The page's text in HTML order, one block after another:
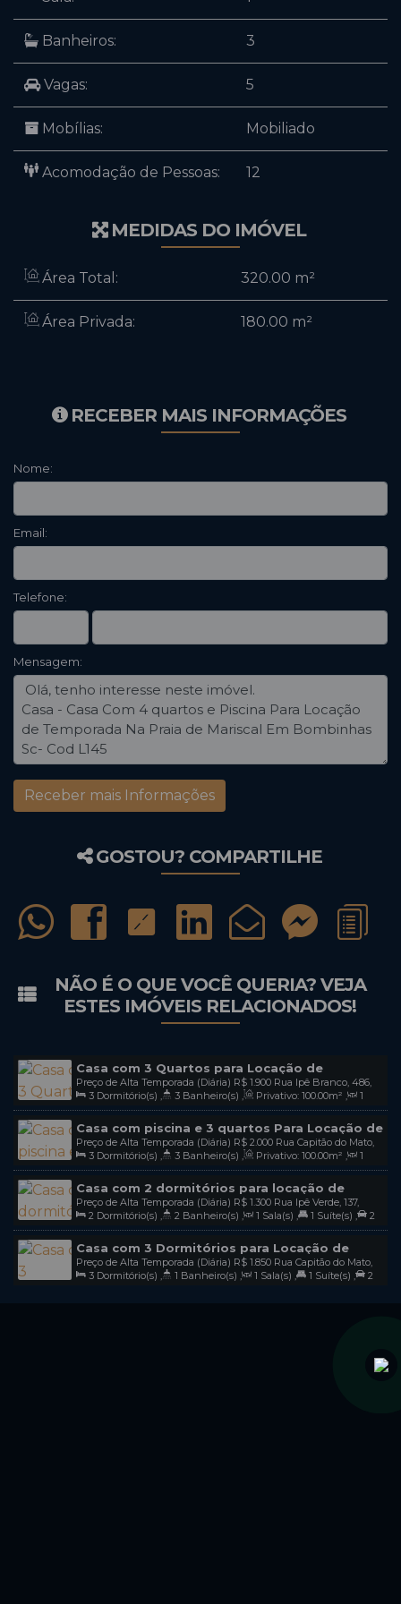
Banheiros: 3
Vagas: 5
Mobílias: Mobiliado
Acomodação de Pessoas: 12
MEDIDAS DO IMÓVEL
Área Total: 320.00 m²
Área Privada: 180.00 m²
RECEBER MAIS INFORMAÇÕES
Nome:
Email:
Telefone:
Mensagem:
GOSTOU? COMPARTILHE
NÃO É O QUE VOCÊ QUERIA? VEJA
ESTES IMÓVEIS RELACIONADOS!
Casa com 3 Quartos para Locação de
Temporada em Mariscal Bombinhas-Sc / Cod
L15
R$ 1.900
Preço de Alta Temporada (Diária)
Rua Ipê Branco, 486,
88215-000, Mariscal, Bombinhas, Santa Catarina, Brasil
3 Dormitório(s) 3 Banheiro(s) Privativo: 100.00m²
1
Sala(s) , 1 Suíte(s) , Total: 185.00m² , 2 Vaga(s)
Casa com piscina e 3 quartos Para Locação de
Temporada Na Praia de Mariscal bombinhas-
sc / codl 17
R$ 2.000
Preço de Alta Temporada (Diária)
Rua Capitão do Mato,
76, 88215-000, Mariscal, Bombinhas, Santa Catarina, Brasil
3 Dormitório(s) 3 Banheiro(s) Privativo: 100.00m²
1
Sala(s) , 1 Suíte(s) , Total: 325.00m² , 4 Vaga(s)
Casa com 2 dormitórios para locação de
temporada na praia do mariscal em
bombinhas/sc / cod L185
R$ 1.300
Preço de Alta Temporada (Diária)
Rua Ipê Verde, 137,
88215-000, Mariscal, Bombinhas, Santa Catarina, Brasil
2 Dormitório(s) 2 Banheiro(s) 1 Sala(s) 1 Suíte(s)
2
Vaga(s)
Casa com 3 Dormitórios para Locação de
Temporada na Praia de Mariscal Bombinhas -
Sc Cod L218
R$ 1.850
Preço de Alta Temporada (Diária)
Rua Capitão do Mato,
62, 88215-000, Mariscal, Bombinhas, Santa Catarina, Brasil
3 Dormitório(s) 1 Banheiro(s) 1 Sala(s) 1 Suíte(s)
2